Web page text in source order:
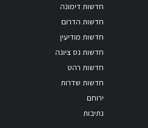
חדשות דימונה
חדשות הדרום
חדשות מודיעין
חדשות נס ציונה
חדשות רהט
חדשות שדרות
ירוחם
נתיבות